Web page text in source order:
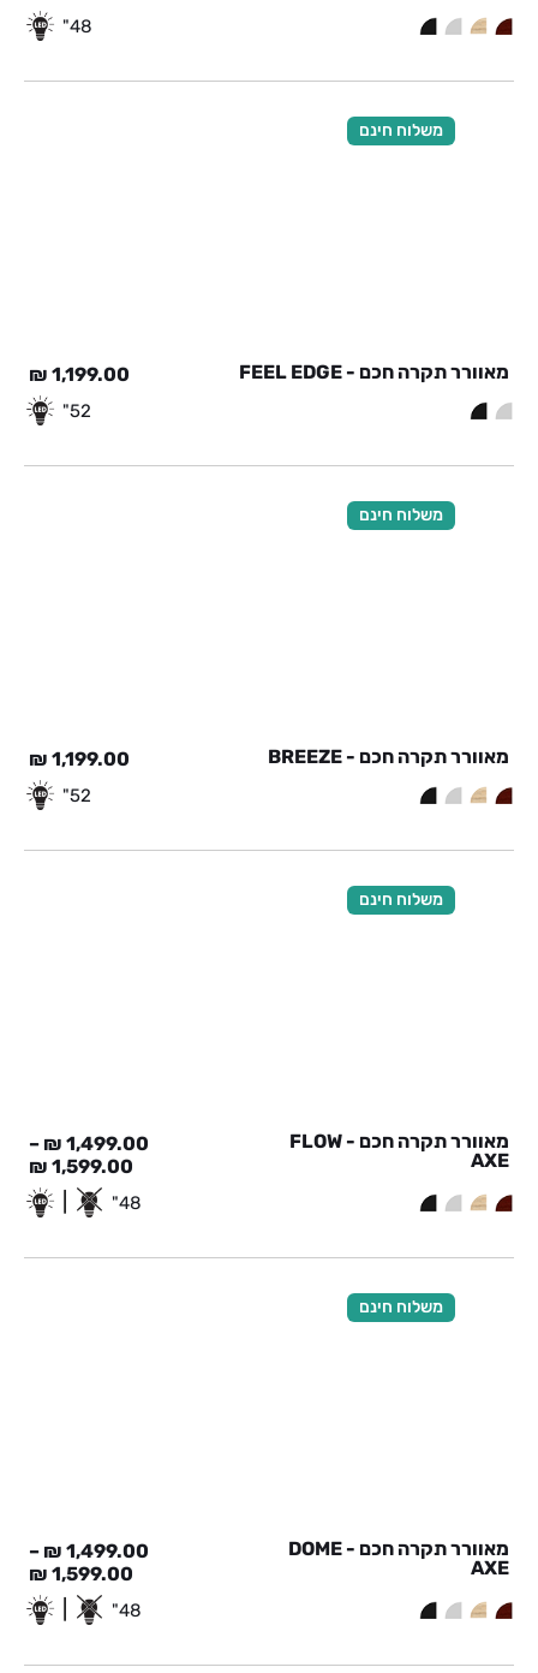
48"
משלוח חינם
מאוורר תקרה חכם - FEEL EDGE 1,199.00
₪
52"
משלוח חינם
מאוורר תקרה חכם - BREEZE 1,199.00
₪
52"
משלוח חינם
מאוורר תקרה חכם - FLOW
AXE
1,499.00
₪
–
1,599.00
₪
48"
משלוח חינם
מאוורר תקרה חכם - DOME
AXE
1,499.00
₪
–
1,599.00
₪
48"